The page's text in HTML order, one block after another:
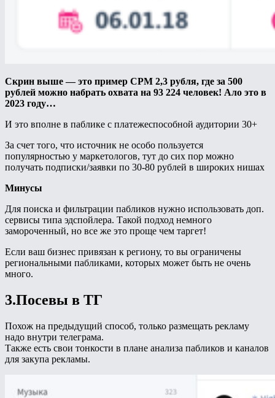
Скрин выше — это пример СРМ 2,3 рубля, где за 500
рублей можно набрать охвата на 93 224 человек! Ало это в
2023 году…
И это вполне в паблике с платежеспособной аудитории 30+
За счет того, что источник не особо пользуется
популярностью у маркетологов, тут до сих пор можно
получать подписки/заявки по 30-80 рублей в широких нишах
Минусы
Для поиска и фильтрации пабликов нужно использовать доп.
сервисы типа эдспойлера. Такой подход немного
замороченный, но все же это проще чем таргет!
Если ваш бизнес привязан к региону, то вы ограничены
региональными пабликами, которых может быть не очень
много.
3.Посевы в ТГ
Похож на предыдущий способ, только размещать рекламу
надо внутри телеграма.
Также есть свои тонкости в плане анализа пабликов и каналов
для закупа рекламы.